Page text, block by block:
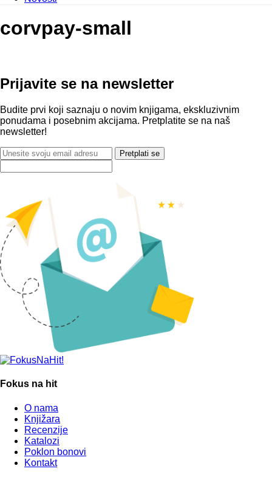
corvpay-small
Prijavite se na newsletter
Budite prvi koji saznaju o novim knjigama, ekskluzivnim
ponudama i posebnim akcijama. Pretplatite se na naš
newsletter!
Pretplati se
Fokus na hit
O nama
Knjižara
Recenzije
Katalozi
Poklon bonovi
Kontakt